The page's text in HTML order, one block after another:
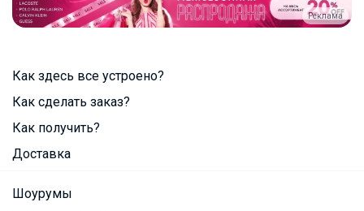
Реклама
Как здесь все устроено?
Как сделать заказ?
Как получить?
Доставка
Шоурумы